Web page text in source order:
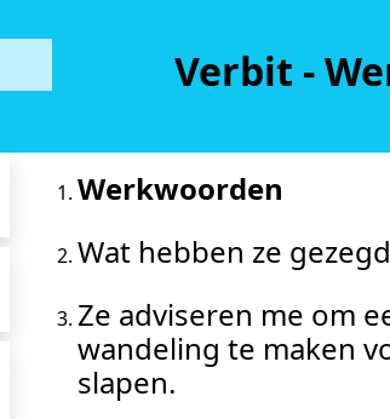
Verbit -
Werkwoorden
Wat hebben ze
Ze adviseren me om
wandeling te maken
slapen.